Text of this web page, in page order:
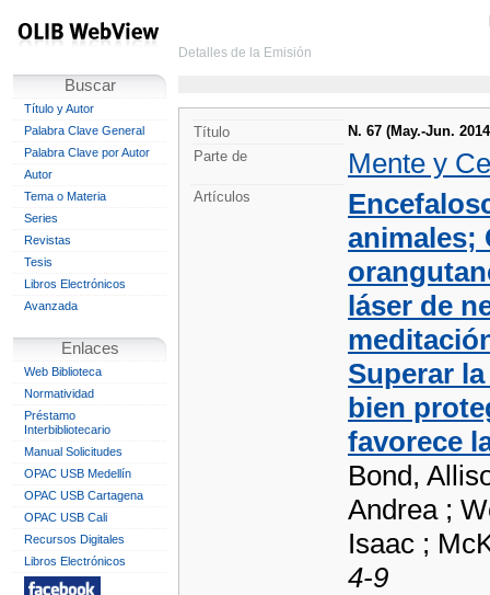
Buscar
Título y Autor
Palabra Clave General
Palabra Clave por Autor
Autor
Tema o Materia
Series
Revistas
Tesis
Libros Electrónicos
Avanzada
Enlaces
Web Biblioteca
Normatividad
Préstamo
Interbibliotecario
Manual Solicitudes
OPAC USB Medellín
OPAC USB Cartagena
OPAC USB Cali
Recursos Digitales
Libros Electrónicos
Detalles de la Emisión
Título
N. 67 (May.-Jun.
Parte de
Mente y
Artículos
animales;
láser de
Superar
bien
favorece
Bond,
Andrea ;
Isaac ;
4-9